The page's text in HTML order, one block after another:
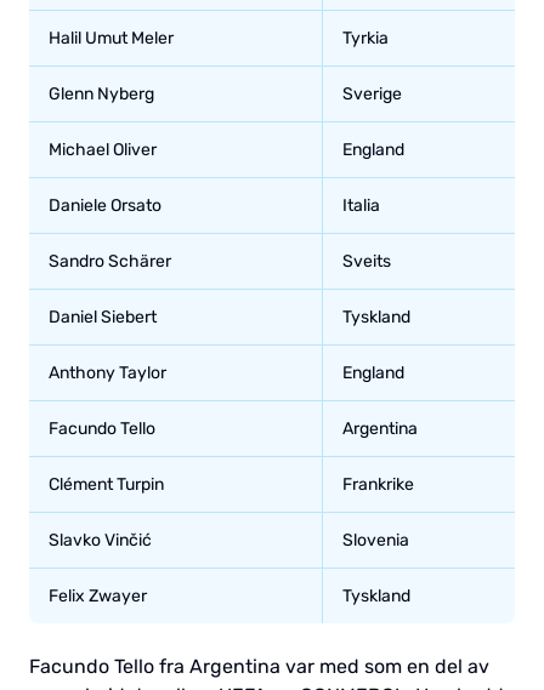
Halil Umut Meler Tyrkia
Glenn Nyberg Sverige
Michael Oliver England
Daniele Orsato Italia
Sandro Schärer Sveits
Daniel Siebert Tyskland
Anthony Taylor England
Facundo Tello Argentina
Clément Turpin Frankrike
Slavko Vinčić Slovenia
Felix Zwayer Tyskland
Facundo Tello fra Argentina var med som en del av